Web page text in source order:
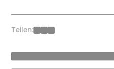
Teilen: